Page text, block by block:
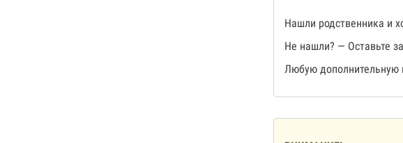
Нашли родственника и
Не нашли? — Оставьте
Любую дополнительную